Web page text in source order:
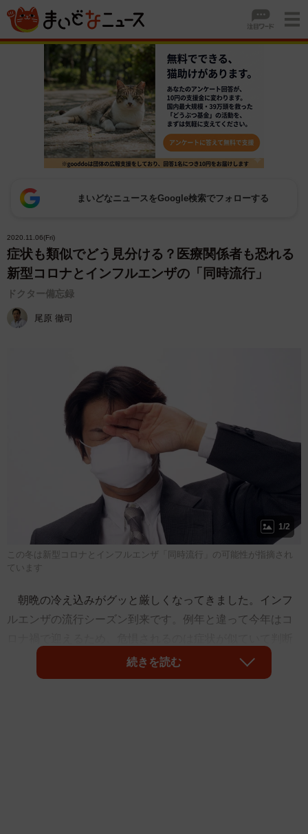
まいどなニュースをGoogle検索でフォローする
2020.11.06(Fri)
症状も類似でどう見分ける？医療関係者も恐れる
新型コロナとインフルエンザの「同時流行」
ドクター備忘録
尾原 徹司
1/2
この冬は新型コロナとインフルエンザ「同時流行」の可能性が指摘され
ています
朝晩の冷え込みがグッと厳しくなってきました。インフ
ルエンザの流行シーズン到来です。例年と違って今年はコ
しにくく、かつ「同時流行」の危険性もはらんでいること
です。また通常の風邪もあり、一般の人だけでなく、戦々
続きを読む